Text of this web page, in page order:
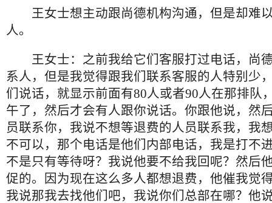
王女士想主动跟尚德机构沟通，但是却难
人。
王女士：之前我给它们客服打过电话，尚
系人，但是我觉得跟我们联系客服的人特别少
们说话，就显示前面有80人或者90人在那排队
午了，然后才会有人跟你说话。你跟他说，然
员联系你，我说不想等退费的人员联系我，我
不可以，那个电话是他们内部电话，我是打不
不是只有等待呀？我说他要不给我回呢？然后
促的。因为现在这么多人都想退费，他催我觉
我说那我去找他们吧，我说你们总部在哪？他